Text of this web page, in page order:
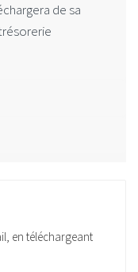
de sa
en téléchargeant